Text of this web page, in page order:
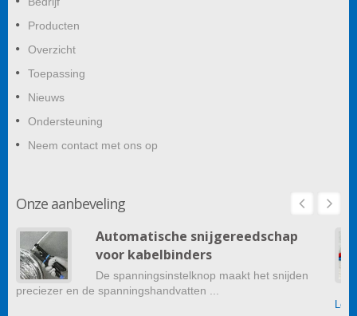
Producten
Overzicht
Toepassing
Nieuws
Ondersteuning
Neem contact met ons op
Onze aanbeveling
Automatische snijgereedschap
voor kabelbinders
De spanningsinstelknop maakt het snijden
preciezer en de spanningshandvatten ...